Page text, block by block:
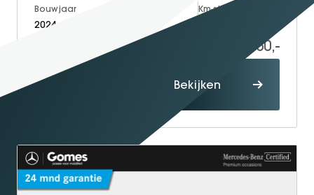
Bouwjaar
2024
Km-stand
44.950,-
Bekijken